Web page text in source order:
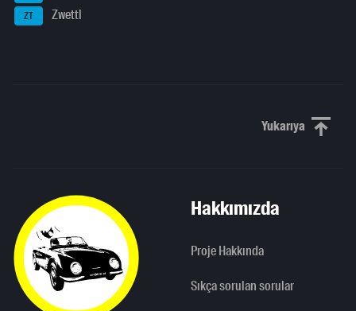
ZT Zwettl
YukarıyaYukarı
Hakkımızda
Proje Hakkında
Sıkça sorulan sorular